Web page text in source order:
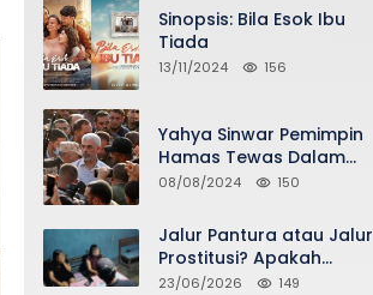
Sinopsis: Bila Esok Ibu
Tiada
13/11/2024 156
Yahya Sinwar Pemimpin
Hamas Tewas Dalam
Serangan Israel di Gaza
08/08/2024 150
Jalur Pantura atau Jalur
Prostitusi? Apakah
Seidentik itu?
23/06/2026 149